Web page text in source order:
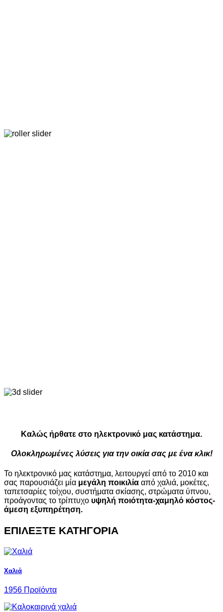
Καλώς ήρθατε στο ηλεκτρονικό μας κατάστημα.
Ολοκληρωμένες λύσεις για την οικία σας με ένα κλικ!
Το ηλεκτρονικό μας κατάστημα, λειτουργεί από το 2010 και
σας παρουσιάζει μία μεγάλη ποικιλία από χαλιά, μοκέτες,
ταπετσαρίες τοίχου, συστήματα σκίασης, στρώματα ύπνου,
προάγοντας το τρίπτυχο υψηλή ποιότητα-χαμηλό κόστος-
άμεση εξυπηρέτηση.
ΕΠΙΛΕΞΤΕ ΚΑΤΗΓΟΡΙΑ
Χαλιά
1956 Προϊόντα